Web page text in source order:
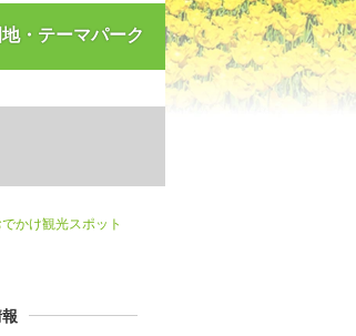
・テーマパーク
かけ観光スポット